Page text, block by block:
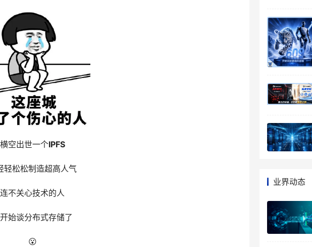
横空出世一个IPFS
轻松松制造超高人气
连不关心技术的人
始谈分布式存储了
😮
业界动态